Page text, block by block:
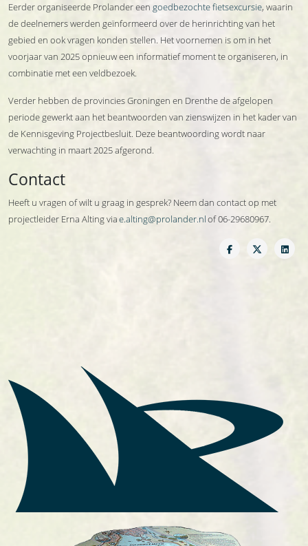
Eerder organiseerde Prolander een goedbezochte fietsexcursie, waarin
de deelnemers werden geïnformeerd over de herinrichting van het
gebied en ook vragen konden stellen. Het voornemen is om in het
voorjaar van 2025 opnieuw een informatief moment te organiseren, in
combinatie met een veldbezoek.
Verder hebben de provincies Groningen en Drenthe de afgelopen
periode gewerkt aan het beantwoorden van zienswijzen in het kader van
de Kennisgeving Projectbesluit. Deze beantwoording wordt naar
verwachting in maart 2025 afgerond.
Contact
Heeft u vragen of wilt u graag in gesprek? Neem dan contact op met
projectleider Erna Alting viae.alting@prolander.nlof 06-29680967.